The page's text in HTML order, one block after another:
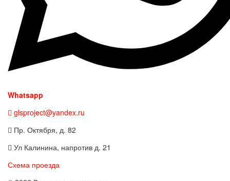
Whatsapp
glsproject@yandex.ru
Пр. Октября, д. 82
Ул Калинина, напротив д. 21
Схема проезда